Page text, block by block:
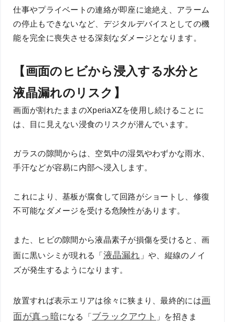
仕事やプライベートの連絡が即座に途絶え、アラーム
の停止もできないなど、デジタルデバイスとしての機
能を完全に喪失させる深刻なダメージとなります。
【画面のヒビから浸入する水分と
液晶漏れのリスク】
画面が割れたままのXperiaXZを使用し続けることに
は、目に見えない浸食のリスクが潜んでいます。
ガラスの隙間からは、空気中の湿気やわずかな雨水、
手汗などが容易に内部へ浸入します。
これにより、基板が腐食して回路がショートし、修復
不可能なダメージを受ける危険性があります。
また、ヒビの隙間から液晶素子が損傷を受けると、画
面に黒いシミが現れる「 液晶漏れ 」や、縦線のノイ
ズが発生するようになります。
放置すれば表示エリアは徐々に狭まり、最終的には画
面が真っ暗になる「 ブラックアウト 」を招きま